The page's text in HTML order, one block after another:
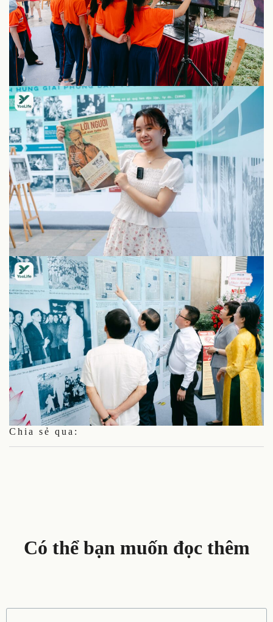
Chia sẻ qua:
Có thể bạn muốn đọc thêm